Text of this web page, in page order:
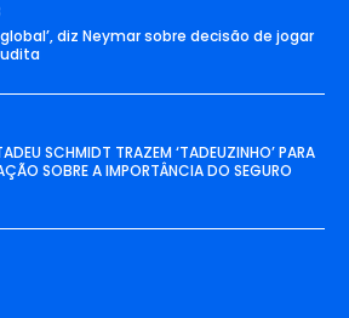
diz Neymar sobre decisão de jogar
SCHMIDT TRAZEM ‘TADEUZINHO’ PARA
SOBRE A IMPORTÂNCIA DO SEGURO